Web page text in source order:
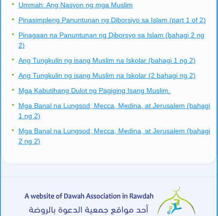
Ummah: Ang Nasyon ng mga Muslim
Pinasimpleng Panuntunan ng Diborsiyo sa Islam (part 1 of 2)
Pinagaan na Panuntunan ng Diborsyo sa Islam (bahagi 2 ng
2)
Ang Tungkulin ng isang Muslim na Iskolar (bahagi 1 ng 2)
Ang Tungkulin ng isang Muslim na Iskolar (2 bahagi ng 2)
Mga Kabutihang Dulot ng Pagiging Isang Muslim.
Mga Banal na Lungsod; Mecca, Medina, at Jerusalem (bahagi
1 ng 2)
Mga Banal na Lungsod; Mecca, Medina, at Jerusalem (bahagi
2 ng 2)